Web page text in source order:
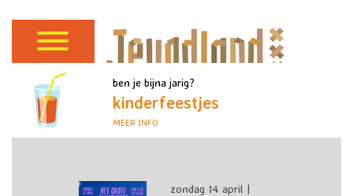
ben je bijna jarig?
kinderfeestjes
MEER INFO
zondag 14 april |